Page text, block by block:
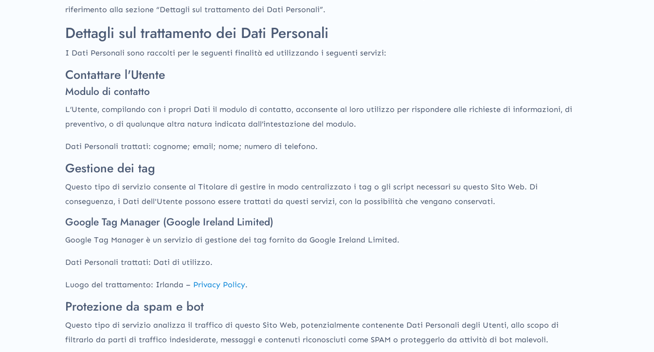
riferimento alla sezione “Dettagli sul trattamento dei Dati Personali”.
Dettagli sul trattamento dei Dati Personali
I Dati Personali sono raccolti per le seguenti finalità ed utilizzando i seguenti servizi:
Contattare l'Utente
Modulo di contatto
L’Utente, compilando con i propri Dati il modulo di contatto, acconsente al loro utilizzo per rispondere alle richieste di informazioni, di
preventivo, o di qualunque altra natura indicata dall’intestazione del modulo.
Dati Personali trattati: cognome; email; nome; numero di telefono.
Gestione dei tag
Questo tipo di servizio consente al Titolare di gestire in modo centralizzato i tag o gli script necessari su questo Sito Web. Di
conseguenza, i Dati dell'Utente possono essere trattati da questi servizi, con la possibilità che vengano conservati.
Google Tag Manager (Google Ireland Limited)
Google Tag Manager è un servizio di gestione dei tag fornito da Google Ireland Limited.
Dati Personali trattati: Dati di utilizzo.
Luogo del trattamento: Irlanda – Privacy Policy.
Protezione da spam e bot
Questo tipo di servizio analizza il traffico di questo Sito Web, potenzialmente contenente Dati Personali degli Utenti, allo scopo di
filtrarlo da parti di traffico indesiderate, messaggi e contenuti riconosciuti come SPAM o proteggerlo da attività di bot malevoli.